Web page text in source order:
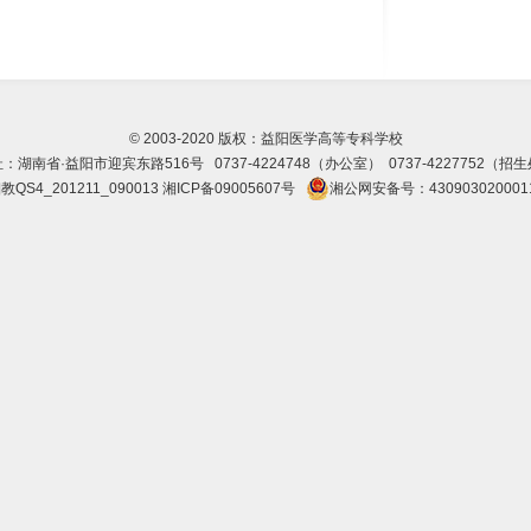
© 2003-2020 版权：益阳医学高等专科学校
：湖南省·益阳市迎宾东路516号 0737-4224748（办公室） 0737-4227752（招生
QS4_201211_090013 湘ICP备09005607号 湘公网安备号：